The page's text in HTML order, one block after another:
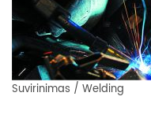
Suvirinimas / Welding